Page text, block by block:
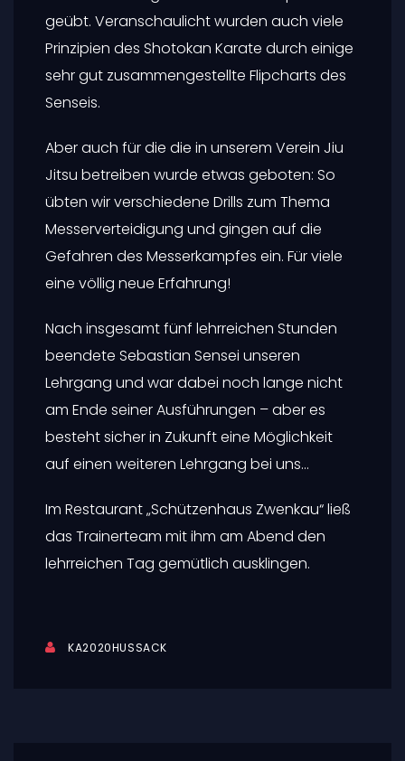
geübt. Veranschaulicht wurden auch viele
Prinzipien des Shotokan Karate durch einige
sehr gut zusammengestellte Flipcharts des
Senseis.
Aber auch für die die in unserem Verein Jiu
Jitsu betreiben wurde etwas geboten: So
übten wir verschiedene Drills zum Thema
Messerverteidigung und gingen auf die
Gefahren des Messerkampfes ein. Für viele
eine völlig neue Erfahrung!
Nach insgesamt fünf lehrreichen Stunden
beendete Sebastian Sensei unseren
Lehrgang und war dabei noch lange nicht
am Ende seiner Ausführungen – aber es
besteht sicher in Zukunft eine Möglichkeit
auf einen weiteren Lehrgang bei uns…
Im Restaurant „Schützenhaus Zwenkau“ ließ
das Trainerteam mit ihm am Abend den
lehrreichen Tag gemütlich ausklingen.
KA2020HUSSACK